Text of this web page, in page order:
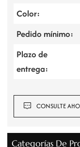
Color:
Pedido mínimo:
Plazo de
entrega:
CONSULTE
Categorías De